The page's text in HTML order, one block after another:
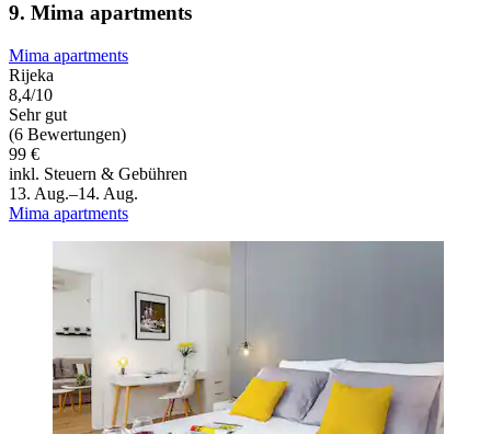
9. Mima apartments
Mima apartments
Rijeka
8,4/10
Sehr gut
(6 Bewertungen)
99 €
inkl. Steuern & Gebühren
13. Aug.–14. Aug.
Mima apartments